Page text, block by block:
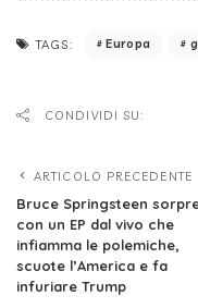
TAGS: Europa
CONDIVIDI SU:
ARTICOLO PRECEDENTE
Bruce Springsteen
con un EP dal vivo che
infiamma le polemiche,
scuote l’America e fa
infuriare Trump